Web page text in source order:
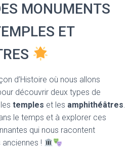
MONUMENTS
ET
d’Histoire où nous allons
découvrir deux types de
temples et les amphithéâtres.
le temps et à explorer ces
qui nous racontent
anciennes !